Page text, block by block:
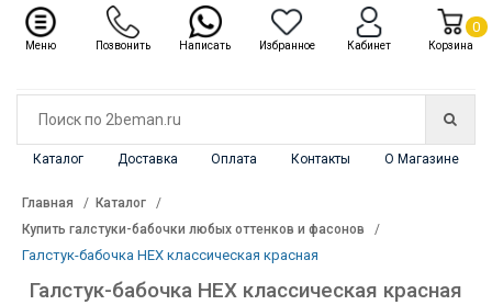
Каталог Доставка Оплата Контакты О Магазине
Каталог ✖
Главная
Каталог
Купить галстуки-бабочки любых оттенков и фасонов
Галстук-бабочка HEX классическая красная
Галстук-бабочка HEX классическая красная
Меню Позвонить Написать Избранное Кабинет Корзина
0